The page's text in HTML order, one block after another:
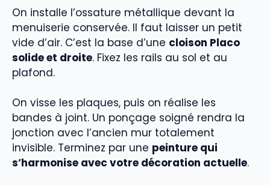
On installe l’ossature métallique devant la
menuiserie conservée. Il faut laisser un petit
vide d’air. C’est la base d’une cloison Placo
solide et droite. Fixez les rails au sol et au
plafond.
On visse les plaques, puis on réalise les
bandes à joint. Un ponçage soigné rendra la
jonction avec l’ancien mur totalement
invisible. Terminez par une peinture qui
s’harmonise avec votre décoration actuelle.